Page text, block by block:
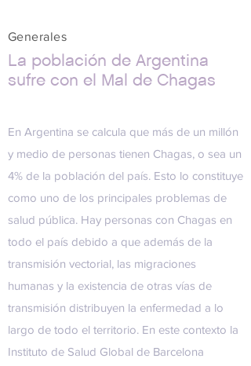
Generales
La población de Argentina
sufre con el Mal de Chagas
En Argentina se calcula que más de un millón
y medio de personas tienen Chagas, o sea un
4% de la población del país. Esto lo constituye
como uno de los principales problemas de
salud pública. Hay personas con Chagas en
todo el país debido a que además de la
transmisión vectorial, las migraciones
humanas y la existencia de otras vías de
transmisión distribuyen la enfermedad a lo
largo de todo el territorio. En este contexto la
Instituto de Salud Global de Barcelona